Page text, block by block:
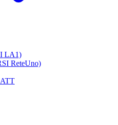
LA1)
ReteUno)